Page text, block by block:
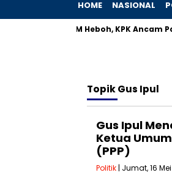
HOME NASIONAL
Menteri UMKM Heboh, KPK Ancam
TopikGus Ipul
Gus Ipul
Ketua
(PPP)
Politik | Jumat, 16